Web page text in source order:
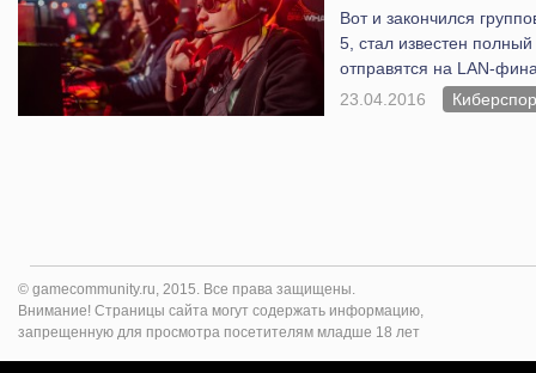
Вот и закончился
5, стал известен
отправятся на LAN-
23.04.2016
© gamecommunity.ru, 2015. Все права защищены.
Внимание! Страницы сайта могут содержать информацию,
запрещенную для просмотра посетителям младше 18 лет